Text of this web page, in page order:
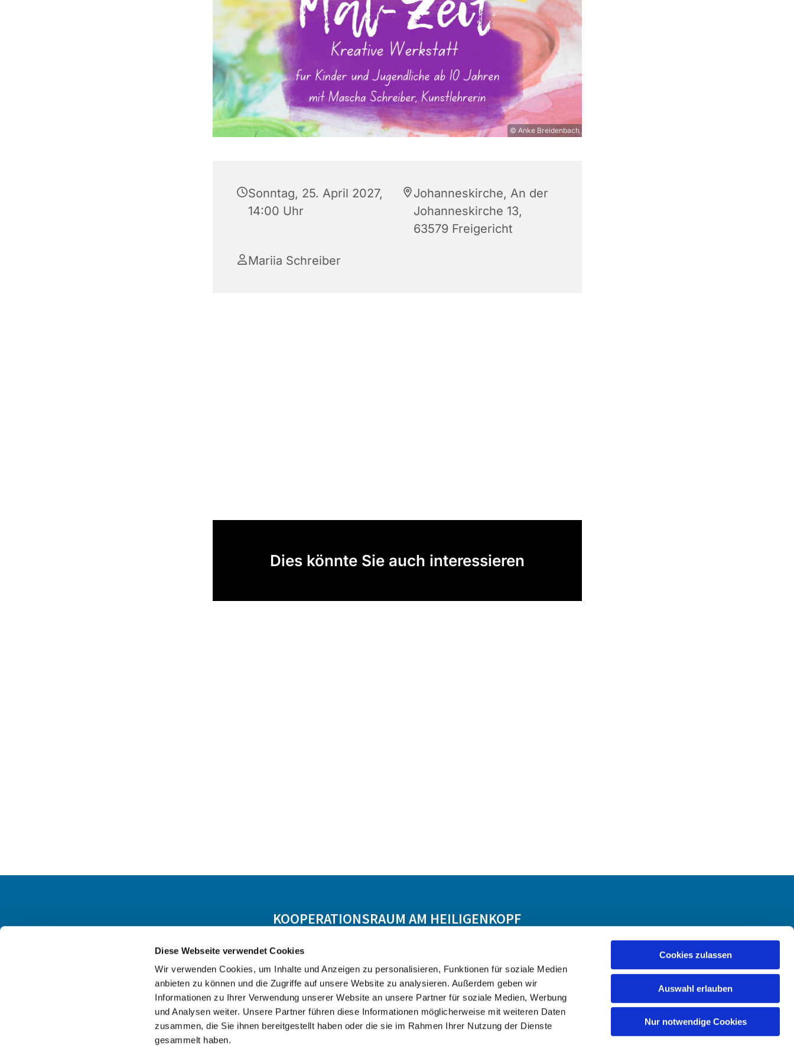
Diese Webseite verwendet Cookies
Wir verwenden Cookies, um Inhalte und Anzeigen zu personalisieren, Funktionen für soziale Medien
anbieten zu können und die Zugriffe auf unsere Website zu analysieren. Außerdem geben wir
Informationen zu Ihrer Verwendung unserer Website an unsere Partner für soziale Medien, Werbung
und Analysen weiter. Unsere Partner führen diese Informationen möglicherweise mit weiteren Daten
zusammen, die Sie ihnen bereitgestellt haben oder die sie im Rahmen Ihrer Nutzung der Dienste
gesammelt haben.
Cookies zulassen
Auswahl erlauben
Nur notwendige Cookies
© Anke Breidenbach
Sonntag, 25. April 2027,
14:00 Uhr
Johanneskirche, An der
Johanneskirche 13,
63579 Freigericht
Mariia Schreiber
Dies könnte Sie auch interessieren
KOOPERATIONSRAUM AM HEILIGENKOPF
Ev. KG Hasselroth